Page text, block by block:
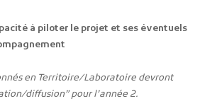
à piloter le projet et ses éventuels
en Territoire/Laboratoire devront
diffusion” pour l’année 2.